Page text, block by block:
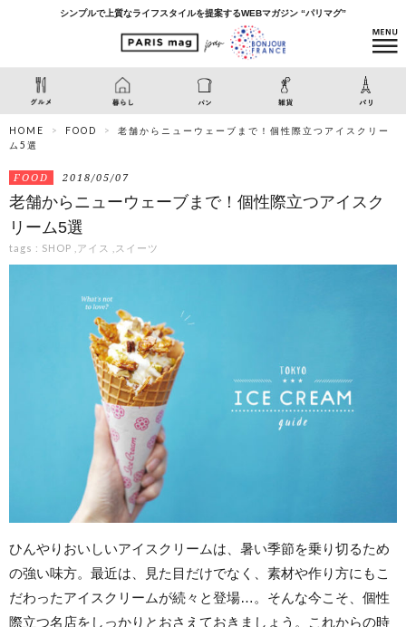
シンプルで上質なライフスタイルを提案するWEBマガジン “パリマグ”
HOME FOOD
老舗からニューウェーブまで！個性際立つアイスクリー
ム5選
FOOD 2018/05/07
老舗からニューウェーブまで！個性際立つアイスク
リーム5選
tags : SHOP アイス スイーツ
ひんやりおいしいアイスクリームは、暑い季節を乗り切るため
の強い味方。最近は、見た目だけでなく、素材や作り方にもこ
だわったアイスクリームが続々と登場…。そんな今こそ、個性
際立つ名店をしっかりとおさえておきましょう。これからの時